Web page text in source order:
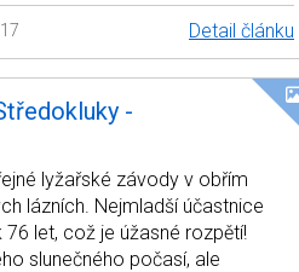
Detail článku
-
lyžařské závody v obřím
lázních. Nejmladší účastnice
let, což je úžasné rozpětí!
slunečného počasí, ale